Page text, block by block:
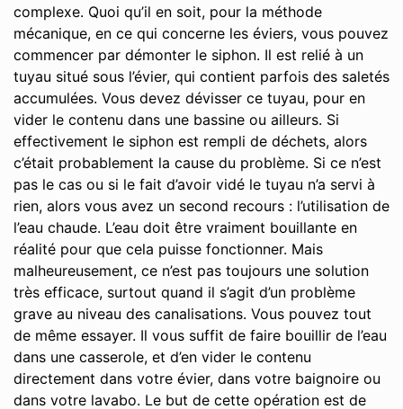
complexe. Quoi qu’il en soit, pour la méthode
mécanique, en ce qui concerne les éviers, vous pouvez
commencer par démonter le siphon. Il est relié à un
tuyau situé sous l’évier, qui contient parfois des saletés
accumulées. Vous devez dévisser ce tuyau, pour en
vider le contenu dans une bassine ou ailleurs. Si
effectivement le siphon est rempli de déchets, alors
c’était probablement la cause du problème. Si ce n’est
pas le cas ou si le fait d’avoir vidé le tuyau n’a servi à
rien, alors vous avez un second recours : l’utilisation de
l’eau chaude. L’eau doit être vraiment bouillante en
réalité pour que cela puisse fonctionner. Mais
malheureusement, ce n’est pas toujours une solution
très efficace, surtout quand il s’agit d’un problème
grave au niveau des canalisations. Vous pouvez tout
de même essayer. Il vous suffit de faire bouillir de l’eau
dans une casserole, et d’en vider le contenu
directement dans votre évier, dans votre baignoire ou
dans votre lavabo. Le but de cette opération est de